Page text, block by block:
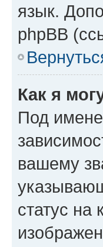
язык.
phpBB
Как я
Под
вашему
статус